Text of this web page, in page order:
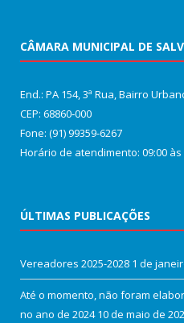
CÂMARA MUNICIPAL DE
End.: PA 154, 3ª Rua, Bairro
CEP: 68860‑000
Fone: (91) 99359-6267
Horário de atendimento: 09:00 às
ÚLTIMAS PUBLICAÇÕES
Vereadores 2025-2028 1 de
Até o momento, não foram
no ano de 2024 10 de maio de